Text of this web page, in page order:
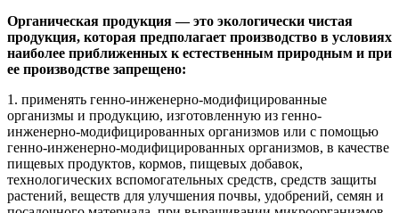
Органическая продукция — это экологически чистая
продукция, которая предполагает производство в условиях
наиболее приближенных к естественным природным и при
ее производстве запрещено:
1. применять генно-инженерно-модифицированные
организмы и продукцию, изготовленную из генно-
инженерно-модифицированных организмов или с помощью
генно-инженерно-модифицированных организмов, в качестве
пищевых продуктов, кормов, пищевых добавок,
технологических вспомогательных средств, средств защиты
растений, веществ для улучшения почвы, удобрений, семян и